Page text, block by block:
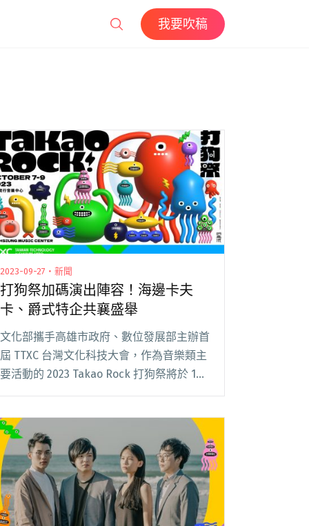
我要吹稿
2023-09-27・新聞
打狗祭加碼演出陣容！海邊卡夫
卡、爵式特企共襄盛舉
文化部攜手高雄市政府、數位發展部主辦首
屆 TTXC 台灣文化科技大會，作為音樂類主
要活動的 2023 Takao Rock 打狗祭將於 10
月 7 日由前夜祭演出揭幕。高雄流行音樂中
店家海邊的卡夫卡閱讀全文 "打狗祭加碼演
出陣容！海邊卡夫卡、爵式特企共襄盛舉"